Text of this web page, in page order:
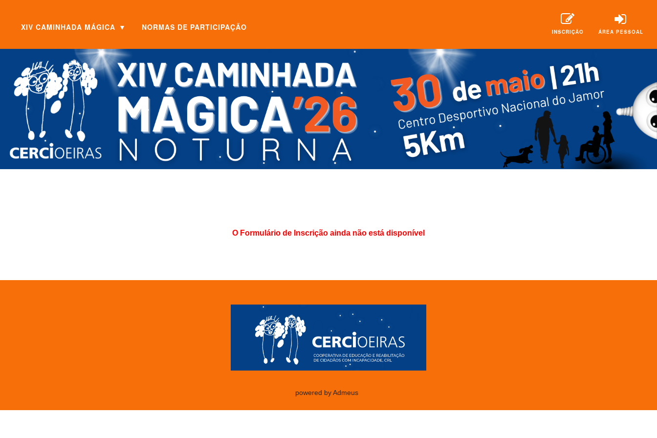
XIV CAMINHADA MÁGICA ▼ NORMAS DE PARTICIPAÇÃO INSCRIÇÃO ÁREA PESSOAL
O Formulário de Inscrição ainda não está disponível
powered by Admeus